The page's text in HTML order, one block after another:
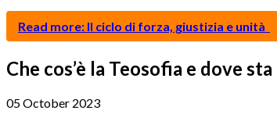
Read more: Il ciclo di forza, giustizia e unità
Che cos’è la Teosofia e dove
05 October 2023